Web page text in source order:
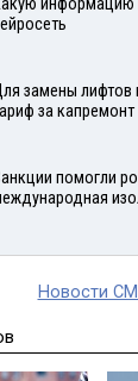
информацию
замены лифтов
за капремонт
помогли
Новости